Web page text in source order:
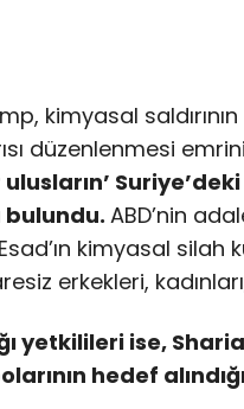
kimyasal
düzenlenmesi
bulundu. ABD’nin
kimyasal silah
erkekleri,
yetkilileri ise,
hedef